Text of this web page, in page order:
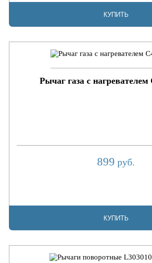
КУПИТЬ
Рычаг газа с нагревателем
899 руб.
КУПИТЬ